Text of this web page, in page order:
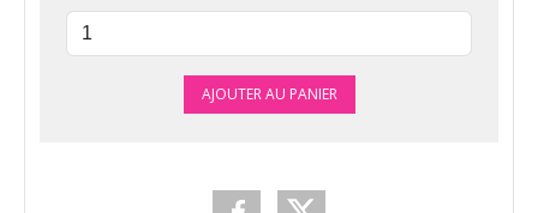
AJOUTER AU PANIER